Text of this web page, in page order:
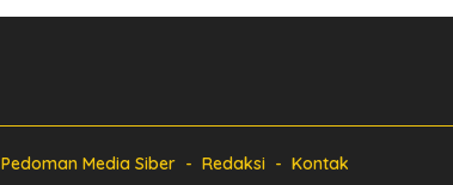
Pedoman Media Siber Redaksi Kontak